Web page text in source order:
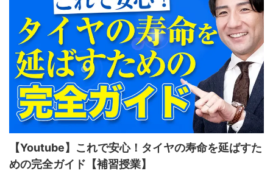
【Youtube】これで安心！タイヤの寿命を延ばすた
めの完全ガイド【補習授業】